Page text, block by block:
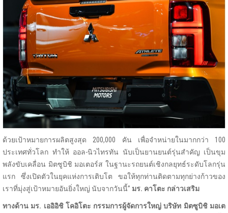
ด้วยเป้าหมายการผลิตสูงสุด 200,000 คัน เพื่อจำหน่ายในมากกว่า 100
ประเทศทั่วโลก ทำให้ ออล-นิวไทรทัน นับเป็นยานยนต์รุ่นสำคัญ เป็นขุม
พลังขับเคลื่อน มิตซูบิชิ มอเตอร์ส ในฐานะรถยนต์เชิงกลยุทธ์ระดับโลกรุ่น
แรก ซึ่งเปิดตัวในยุคแห่งการเติบโต ขอให้ทุกท่านติดตามทุกย่างก้าวของ
เราที่มุ่งสู่เป้าหมายอันยิ่งใหญ่ นับจากวันนี้” มร. คาโตะ กล่าวเสริม
ทางด้าน มร. เออิอิชิ โคอิโตะ กรรมการผู้จัดการใหญ่ บริษัท มิตซูบิชิ มอเต